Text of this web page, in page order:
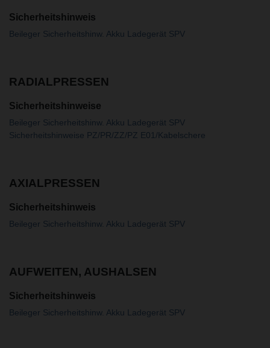
Sicherheitshinweis
Beileger Sicherheitshinw. Akku Ladegerät SPV
RADIALPRESSEN
Sicherheitshinweise
Beileger Sicherheitshinw. Akku Ladegerät SPV
Sicherheitshinweise PZ/PR/ZZ/PZ E01/Kabelschere
AXIALPRESSEN
Sicherheitshinweis
Beileger Sicherheitshinw. Akku Ladegerät SPV
AUFWEITEN, AUSHALSEN
Sicherheitshinweis
Beileger Sicherheitshinw. Akku Ladegerät SPV